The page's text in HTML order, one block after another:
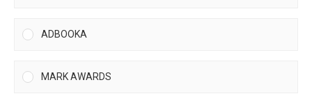
ADBOOKA
MARK AWARDS